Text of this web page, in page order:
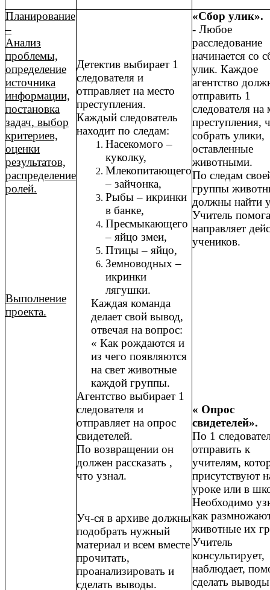
Планирование
–
Анализ
проблемы,
определение
источника
информации,
постановка
задач, выбор
критериев,
оценки
результатов,
распределение
ролей.
Выполнение
проекта.
Детектив выбирает 1
следователя и
отправляет на место
преступления.
Каждый следователь
находит по следам:
Насекомого –
куколку,
Млекопитающего
– зайчонка,
Рыбы – икринки
в банке,
Пресмыкающего
– яйцо змеи,
Птицы – яйцо,
Земноводных –
икринки
лягушки.
Каждая команда
делает свой вывод,
отвечая на вопрос:
« Как рождаются и
из чего появляются
на свет животные
каждой группы.
Агентство выбирает 1
следователя и
отправляет на опрос
свидетелей.
По возвращении он
должен рассказать ,
что узнал.
Уч-ся в архиве должны
подобрать нужный
материал и всем вместе
прочитать,
проанализировать и
сделать выводы.
«Сбор улик».
- Любое
расследование
начинается со
улик. Каждое
агентство
отправить 1
следователя на
преступления,
собрать улики,
оставленные
животными.
По следам
группы
должны найти
Учитель
направляет
учеников.
« Опрос
свидетелей».
По 1
отправить к
учителям,
присутствуют
уроке или в
Необходимо
как
животные их
Учитель
консультирует,
наблюдает,
сделать